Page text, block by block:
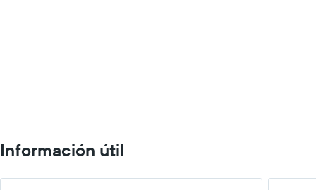
Información útil